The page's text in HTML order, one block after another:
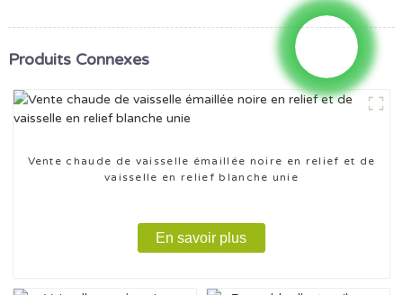
Produits Connexes
Vente chaude de vaisselle émaillée noire en relief et de
vaisselle en relief blanche unie
En savoir plus